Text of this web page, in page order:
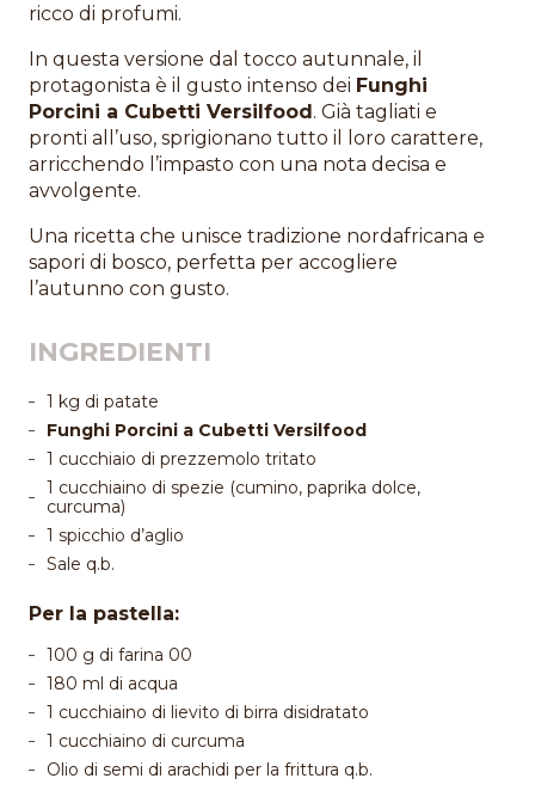
ricco di profumi.
In questa versione dal tocco autunnale, il
protagonista è il gusto intenso dei Funghi
Porcini a Cubetti Versilfood. Già tagliati e
pronti all’uso, sprigionano tutto il loro carattere,
arricchendo l’impasto con una nota decisa e
avvolgente.
Una ricetta che unisce tradizione nordafricana e
sapori di bosco, perfetta per accogliere
l’autunno con gusto.
INGREDIENTI
1 kg di patate
Funghi Porcini a Cubetti Versilfood
1 cucchiaio di prezzemolo tritato
1 cucchiaino di spezie (cumino, paprika dolce,
curcuma)
1 spicchio d’aglio
Sale q.b.
Per la pastella:
100 g di farina 00
180 ml di acqua
1 cucchiaino di lievito di birra disidratato
1 cucchiaino di curcuma
Olio di semi di arachidi per la frittura q.b.